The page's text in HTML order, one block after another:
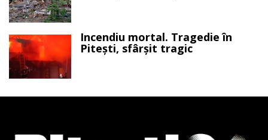
Incendiu mortal. Tragedie în
Pitești, sfârșit tragic